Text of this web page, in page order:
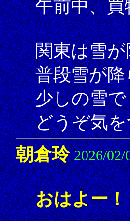
午前中、
関東は雪
普段雪が
少しの雪
どうぞ気
朝倉玲 2026/02/
おはよー